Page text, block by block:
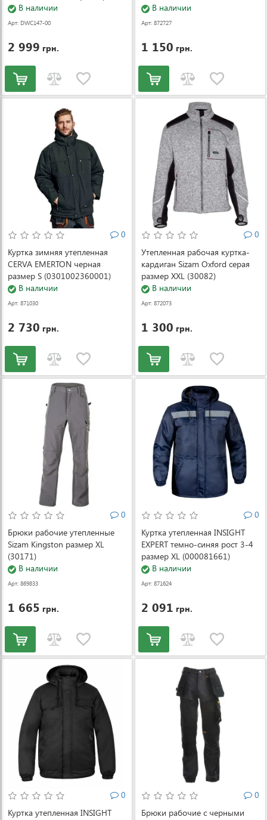
(DWC147-004-3631)
В наличии
Арт: DWC147-00
2 999 грн.
В наличии
Арт: 872727
1 150 грн.
0
Куртка зимняя утепленная
CERVA EMERTON черная
размер S (0301002360001)
В наличии
Арт: 871030
2 730 грн.
0
Утепленная рабочая куртка-
кардиган Sizam Oxford серая
размер XXL (30082)
В наличии
Арт: 872073
1 300 грн.
0
Брюки рабочие утепленные
Sizam Kingston размер XL
(30171)
В наличии
Арт: 869833
1 665 грн.
0
Куртка утепленная INSIGHT
EXPERT темно-синяя рост 3-4
размер XL (000081661)
В наличии
Арт: 871624
2 091 грн.
0
Куртка утепленная INSIGHT
0
Брюки рабочие с черными